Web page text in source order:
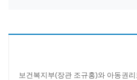
보건복지부(장관 조규홍)와 아동권